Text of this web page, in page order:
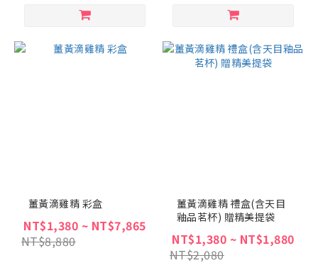
薑黃滴雞精 彩盒
NT$1,380 ~ NT$7,865
NT$8,880
薑黃滴雞精 禮盒(含天目
釉品茗杯) 贈精美提袋
NT$1,380 ~ NT$1,880
NT$2,080